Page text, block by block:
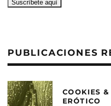
PUBLICACIONES
COOKIES
ERÓTICO